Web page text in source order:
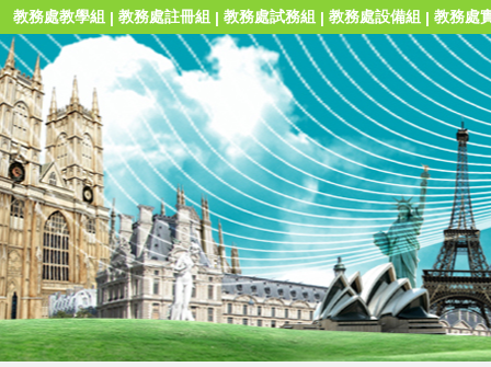
教務處教學組 | 教務處註冊組 | 教務處試務組 | 教務處設備組 | 教務處